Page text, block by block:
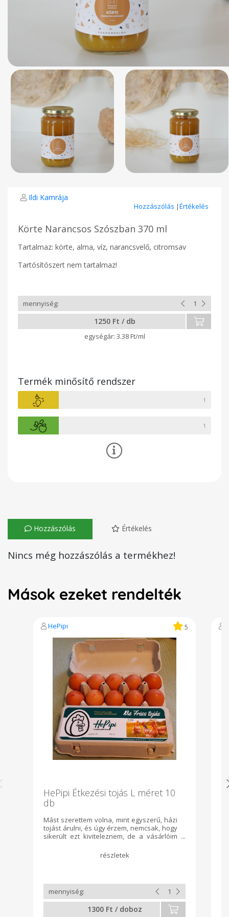
Ildi Kamrája
Hozzászólás |Értékelés
Körte Narancsos Szószban 370 ml
Tartalmaz: körte, alma, víz, narancsvelő, citromsav
Tartósítószert nem tartalmaz!
1250 Ft / db
3.38 Ft/ml
Termék minősítő rendszer
1
1
Hozzászólás Értékelés
Nincs még hozzászólás a termékhez!
Mások ezeket rendelték
HePipi 5
HePipi Étkezési tojás L méret 10
db
Mást szerettem volna, mint egyszerű, házi
tojást árulni, és úgy érzem, nemcsak, hogy
sikerült ezt kiviteleznem, de a vásárlóim
a tudatos vásárló, a magyar termék iránti
kereslet fontossága, a nyugodt,
tyúkok szabadtartásban vannak, a friss
levegőn kapirgálhatnak naphosszat,
élvezik a napsütést, de biztosított a
menedék is számukra. A takarmányuk
1300 Ft / doboz